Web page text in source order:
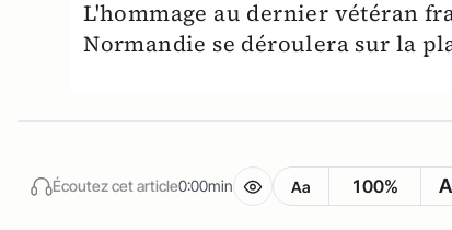
L'hommage au dernier vétéran
Normandie se déroulera sur la
Écoutez cet article0:00min Aa 100%